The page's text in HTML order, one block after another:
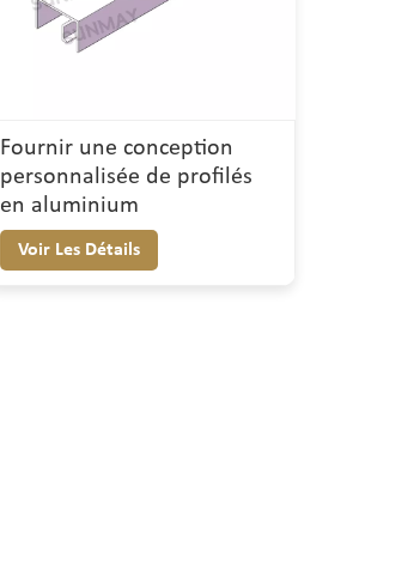
Fournir une conception
personnalisée de profilés
en aluminium
Voir Les Détails